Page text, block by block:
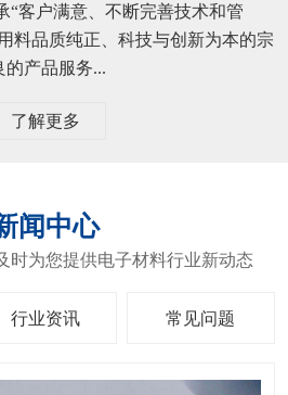
“客户满意、不断完善技术和管
料品质纯正、科技与创新为本的宗
的产品服务...
了解更多
闻中心
时为您提供电子材料行业新动态
行业资讯 常见问题